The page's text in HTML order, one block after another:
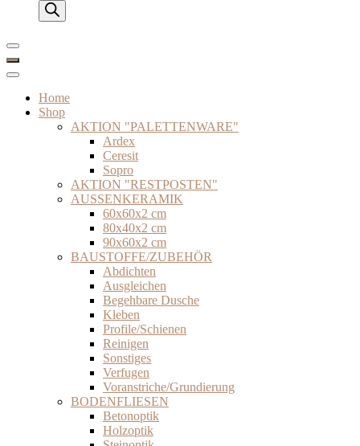
Home
Shop
AKTION "PALETTENWARE"
Ardex
Ceresit
Sopro
AKTION "RESTPOSTEN"
AUSSENKERAMIK
60x60x2 cm
80x40x2 cm
90x60x2 cm
BAUSTOFFE/ZUBEHÖR
Abdichten
Ausgleichen
Begehbare Dusche
Kleben
Profile/Schienen
Reinigen
Sonstiges
Verfugen
Voranstriche/Grundierung
BODENFLIESEN
Betonoptik
Holzoptik